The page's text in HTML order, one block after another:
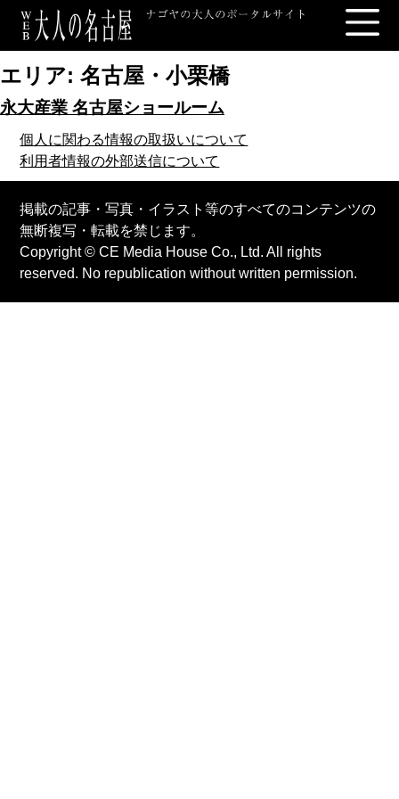
エリア: 名古屋・小栗橋
永大産業 名古屋ショールーム
個人に関わる情報の取扱いについて
利用者情報の外部送信について
掲載の記事・写真・イラスト等のすべてのコンテンツの
無断複写・転載を禁じます。
Copyright © CE Media House Co., Ltd. All rights
reserved. No republication without written permission.